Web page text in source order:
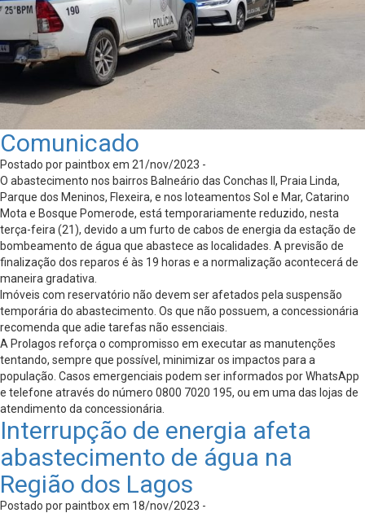
Comunicado
Postado por paintbox em 21/nov/2023 -
O abastecimento nos bairros Balneário das Conchas II, Praia Linda,
Parque dos Meninos, Flexeira, e nos loteamentos Sol e Mar, Catarino
Mota e Bosque Pomerode, está temporariamente reduzido, nesta
terça-feira (21), devido a um furto de cabos de energia da estação de
bombeamento de água que abastece as localidades. A previsão de
finalização dos reparos é às 19 horas e a normalização acontecerá de
maneira gradativa.
Imóveis com reservatório não devem ser afetados pela suspensão
temporária do abastecimento. Os que não possuem, a concessionária
recomenda que adie tarefas não essenciais.
A Prolagos reforça o compromisso em executar as manutenções
tentando, sempre que possível, minimizar os impactos para a
população. Casos emergenciais podem ser informados por WhatsApp
e telefone através do número 0800 7020 195, ou em uma das lojas de
atendimento da concessionária.
Interrupção de energia afeta
abastecimento de água na
Região dos Lagos
Postado por paintbox em 18/nov/2023 -